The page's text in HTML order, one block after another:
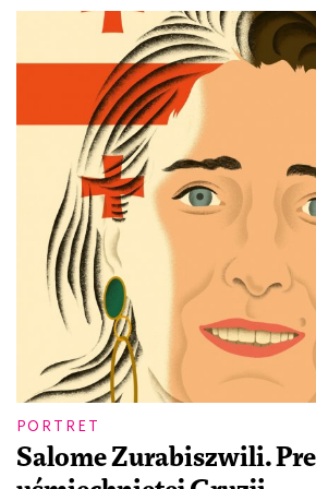
PORTRET
Salome Zurabiszwili.